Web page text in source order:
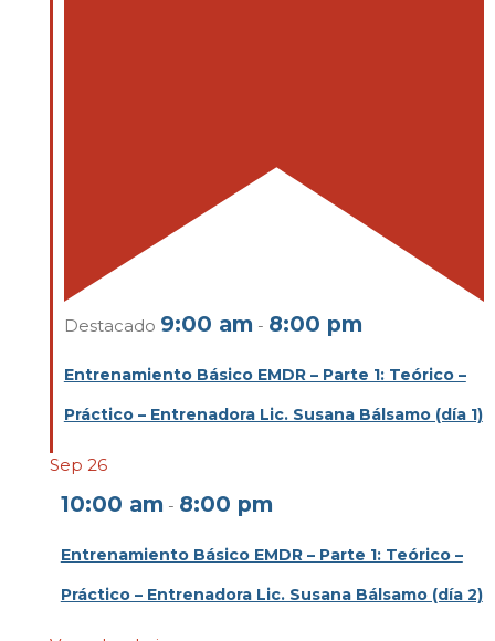
Destacado 9:00 am - 8:00 pm
Entrenamiento Básico EMDR – Parte 1: Teórico –
Práctico – Entrenadora Lic. Susana Bálsamo (día 1)
Sep 26
10:00 am - 8:00 pm
Entrenamiento Básico EMDR – Parte 1: Teórico –
Práctico – Entrenadora Lic. Susana Bálsamo (día 2)